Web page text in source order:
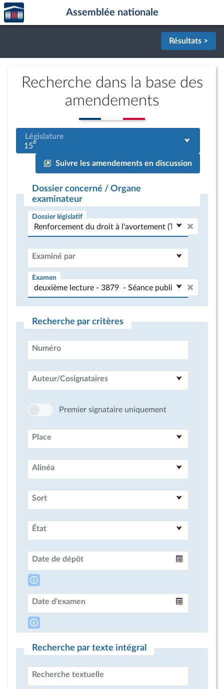
Aller au contenu
Aller en bas de la page
Accèder
à la
page
Assemblée nationale
Résultats >
Recherche dans la base des
amendements
Législature
15e
Suivre les amendements en discussion
Dossier concerné / Organe
examinateur
Dossier législatif
Examiné par
Examen
Recherche par critères
Numéro
Auteur/Cosignataires
Premier signataire uniquement
Place
Alinéa
Sort
État
Date de dépôt
Date d'examen
Recherche par texte intégral
Recherche textuelle